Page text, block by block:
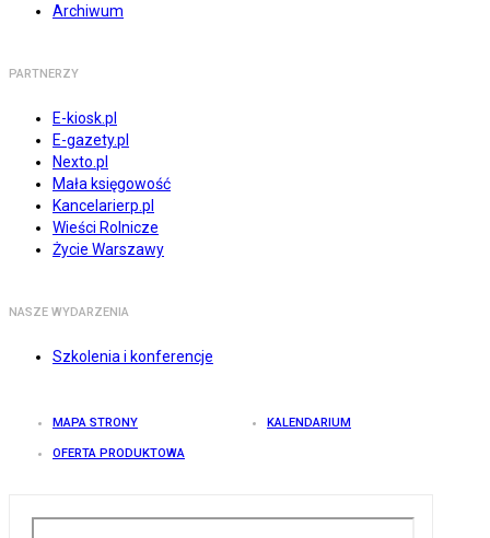
Archiwum
PARTNERZY
E-kiosk.pl
E-gazety.pl
Nexto.pl
Mała księgowość
Kancelarierp.pl
Wieści Rolnicze
Życie Warszawy
NASZE WYDARZENIA
Szkolenia i konferencje
MAPA STRONY KALENDARIUM
OFERTA PRODUKTOWA